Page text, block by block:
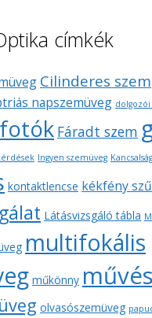
címkék
Cilinderes szem
napszemüveg dolgozói
fotók Fáradt szem
Ingyen szemüveg Kancsalság
kontaktlencse kékfény
Látásvizsgáló tábla
multifokális
műkönny
olvasószemüveg